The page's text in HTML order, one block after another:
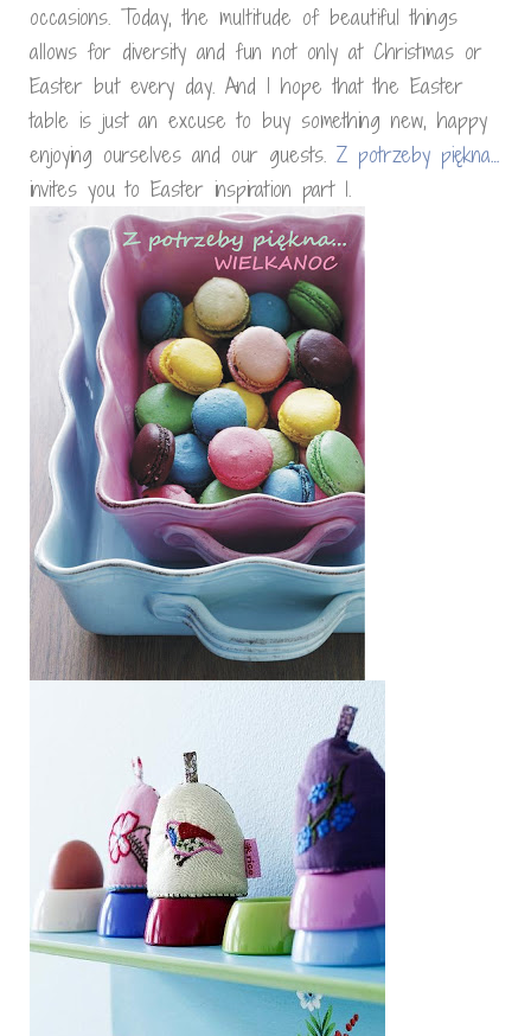
occasions. Today, the multitude of beautiful things
allows for diversity and fun not only at Christmas or
Easter but every day. And I hope that the Easter
table is just an excuse to buy something new, happy
enjoying ourselves and our guests. Z potrzeby piękna…
invites you to Easter inspiration part 1.